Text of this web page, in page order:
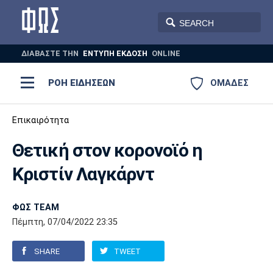
ΔΙΑΒΑΣΤΕ THN ΕΝΤΥΠΗ ΕΚΔΟΣΗ ONLINE
ΟΜΑΔΕΣ
ΡΟΗ ΕΙΔΗΣΕΩΝ
ΠΟΔΟΣΦΑΙΡΟ
ΒΟΛΕΪ ΣΠΟΡ
AUTO-MOTO
Ποδόσφαιρο
Super League 1
Super League 2
Γ Εθνική
Ελλάδα
Μπάσκετ
Ελλάδα
Εθνική
EuroLeague
Ολυμπιακοί Αγώνες
Βόλεϊ
Πόλο
Ολυμπιακός ΑΕΚ
Παναθηναϊκός Ατρόμητος
Επικαιρότητα
Θετική στον κορονοϊό η
Κριστίν Λαγκάρντ
ΦΩΣ TEAM
Πέμπτη, 07/04/2022 23:35
SHARE TWEET